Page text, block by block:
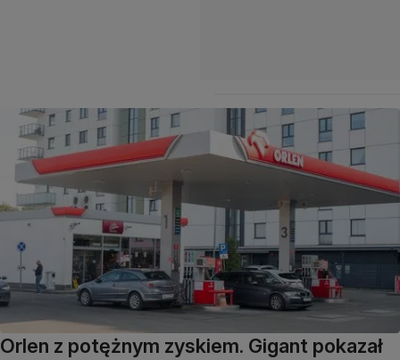
Orlen z potężnym zyskiem. Gigant pokazał